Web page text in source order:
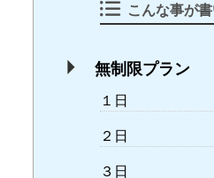
こんな事が
無制限プラン
１日
２日
３日